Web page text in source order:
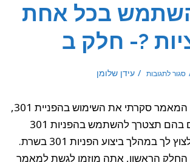
בכל אחת
?- חלק ב
לתגובותתגית
Rel=Canonical
מתי
להשתמש
בכל
מהאופציות
חלק
עידן שלומן
בחלק הראשון של המאמר סקרתי את השימוש בהפניית 301,
המצבים העיקריים בהם תצטרך להשתמש בהפניות 301
והבעיות שיכולות לצוץ לך במהלך ביצוע הפניות 301 בשרת.
הראשון, אתה מוזמן לגשת למאמר